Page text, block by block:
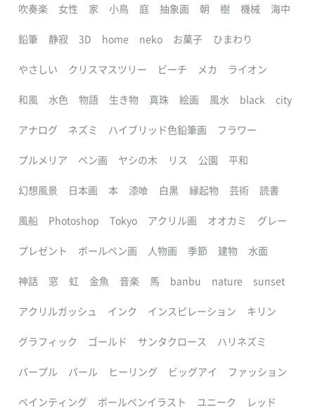
吹奏楽 女性 家 小鳥 庭 抽象画 朝 樹 機械 海中
鉛筆 静寂 3D home neko お菓子 ひまわり
やさしい クリスマスツリー ビーチ メカ ライオン
和風 水色 物語 生き物 真珠 絵画 風水 black city
アナログ ネズミ ハイブリッド色鉛筆画 フラワー
プルメリア ペン画 ヤシの木 リス 公園 平和
幻想風景 日本画 本 漆喰 白黒 縁起物 芸術 読書
風船 Photoshop Tokyo アクリル画 オオカミ グレー
プレゼント ボールペン画 人物画 季節 建物 水面
神話 窓 虹 金魚 音楽 馬 banbu nature sunset
アクリルガッシュ インク インスピレーション キリン
グラフィック ゴールド サンタクロース ハリネズミ
パープル パール ヒーリング ビッグアイ ファッション
ペインティング ボールペンイラスト ユニーク レッド